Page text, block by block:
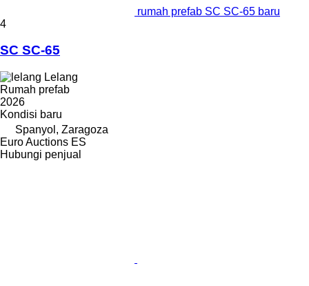
rumah prefab SC SC-65 baru
4
SC SC-65
Lelang
Rumah prefab
2026
Kondisi baru
Spanyol, Zaragoza
Euro Auctions ES
Hubungi penjual